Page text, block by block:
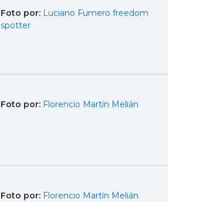
Foto por: Luciano Fumero freedom
spotter
Foto por: Florencio Martín Melián
Foto por: Florencio Martín Melián